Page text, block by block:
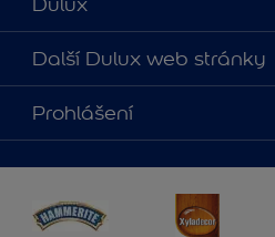
Dulux
O nás
Kontaktujte nás
Najít obchod
Další Dulux web stránky
duluxmalir.cz
duluxmaliar.sk
duluxprodejnabarev.cz
duluxpredajnafarieb.sk
Prohlášení